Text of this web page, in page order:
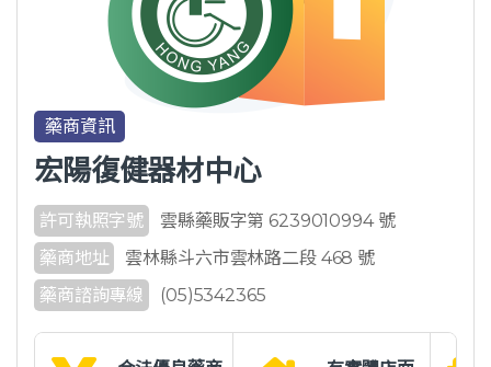
藥商資訊
宏陽復健器材中心
許可執照字號
雲縣藥販字第 6239010994 號
藥商地址
雲林縣斗六市雲林路二段 468 號
藥商諮詢專線
(05)5342365